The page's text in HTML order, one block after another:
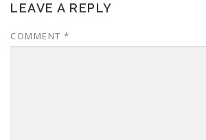
LEAVE A REPLY
COMMENT *